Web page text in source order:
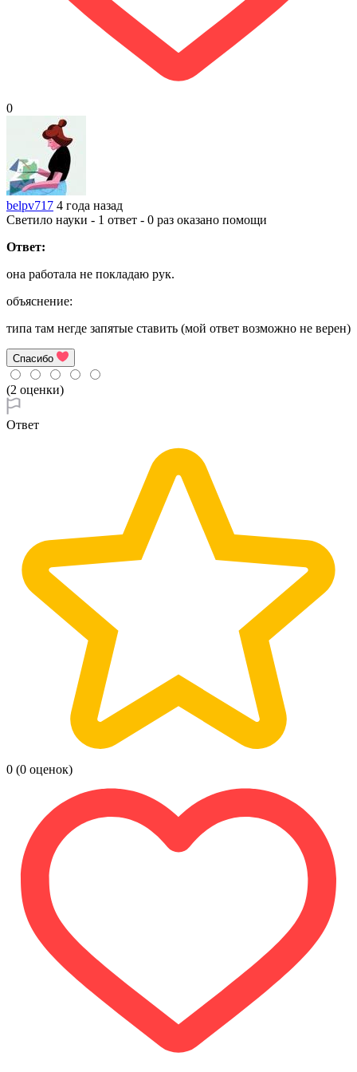
0
belpv717 4 года назад
Светило науки - 1 ответ - 0 раз оказано помощи
Ответ:
она работала не покладаю рук.
объяснение:
типа там негде запятые ставить (мой ответ возможно не верен)
Спасибо
(2 оценки)
Ответ
0 (0 оценок)